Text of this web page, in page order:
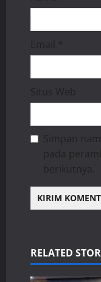
Email *
Situs Web
Simpan
pada
berikutnya.
RELATED